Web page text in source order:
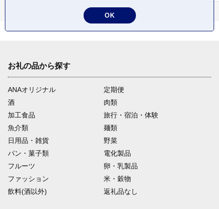
お礼の品から探す
ANAオリジナル
定期便
酒
肉類
加工食品
旅行・宿泊・体験
魚介類
麺類
日用品・雑貨
野菜
パン・菓子類
電化製品
フルーツ
卵・乳製品
ファッション
米・穀物
飲料(酒以外)
返礼品なし
OK